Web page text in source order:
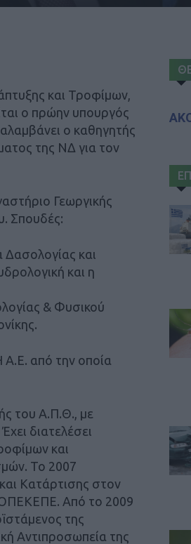
και Τροφίμων,
ο πρώην υπουργός
ο καθηγητής
της ΝΔ για τον
Γεωργικής
Σπουδές:
και
και η
& Φυσικού
από την οποία
του Α.Π.Θ., με
διατελέσει
και
Το 2007
Κατάρτισης στον
Από το 2009
της
Αντιπροσωπεία της